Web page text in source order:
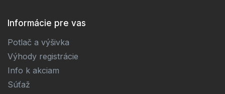
Informácie pre vas
Potlač a výšivka
Výhody registrácie
Info k akciam
Súťaž